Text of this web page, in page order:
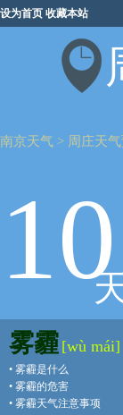
设为首页 收藏本站
南京天气 > 周庄天
10
雾霾 [wù mái]
• 雾霾是什么
• 雾霾的危害
• 雾霾天气注意事项